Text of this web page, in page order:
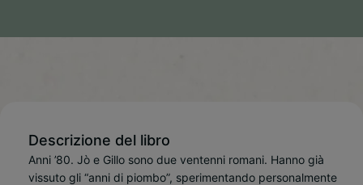
Descrizione del libro
Anni ’80. Jò e Gillo sono due ventenni romani. Hanno già
vissuto gli “anni di piombo”, sperimentando personalmente